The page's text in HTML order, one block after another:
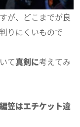
が、どこまでが良
りにくいもので
て真剣に考えてみ
笠はエチケット違